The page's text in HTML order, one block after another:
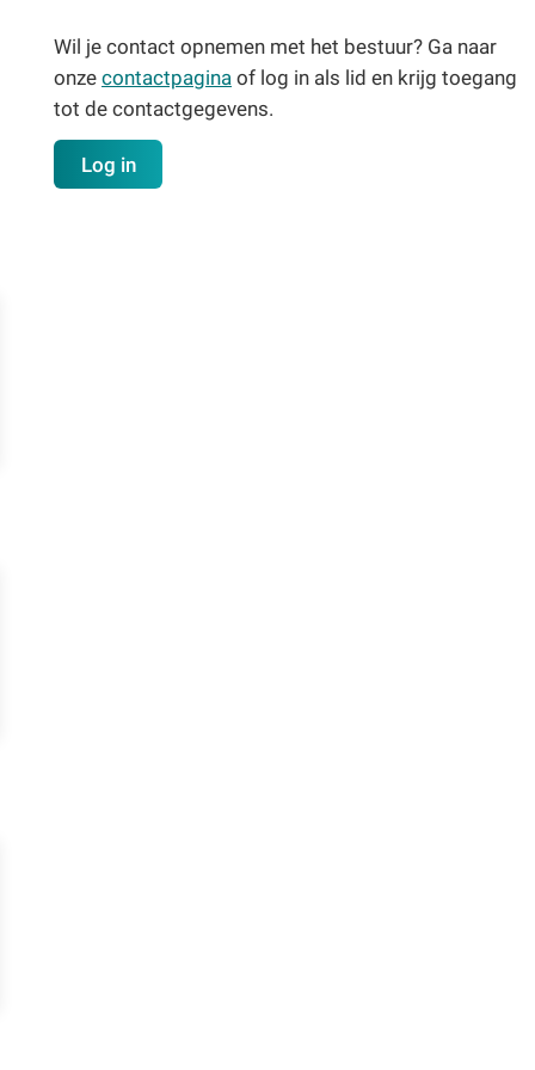
Wil je contact opnemen met het bestuur? Ga naar
onzecontactpagina of log in als lid en krijg toegang
tot de contactgegevens.
Log in